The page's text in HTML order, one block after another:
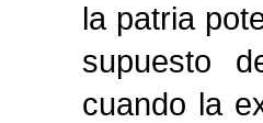
la patria
supuesto
cuando la